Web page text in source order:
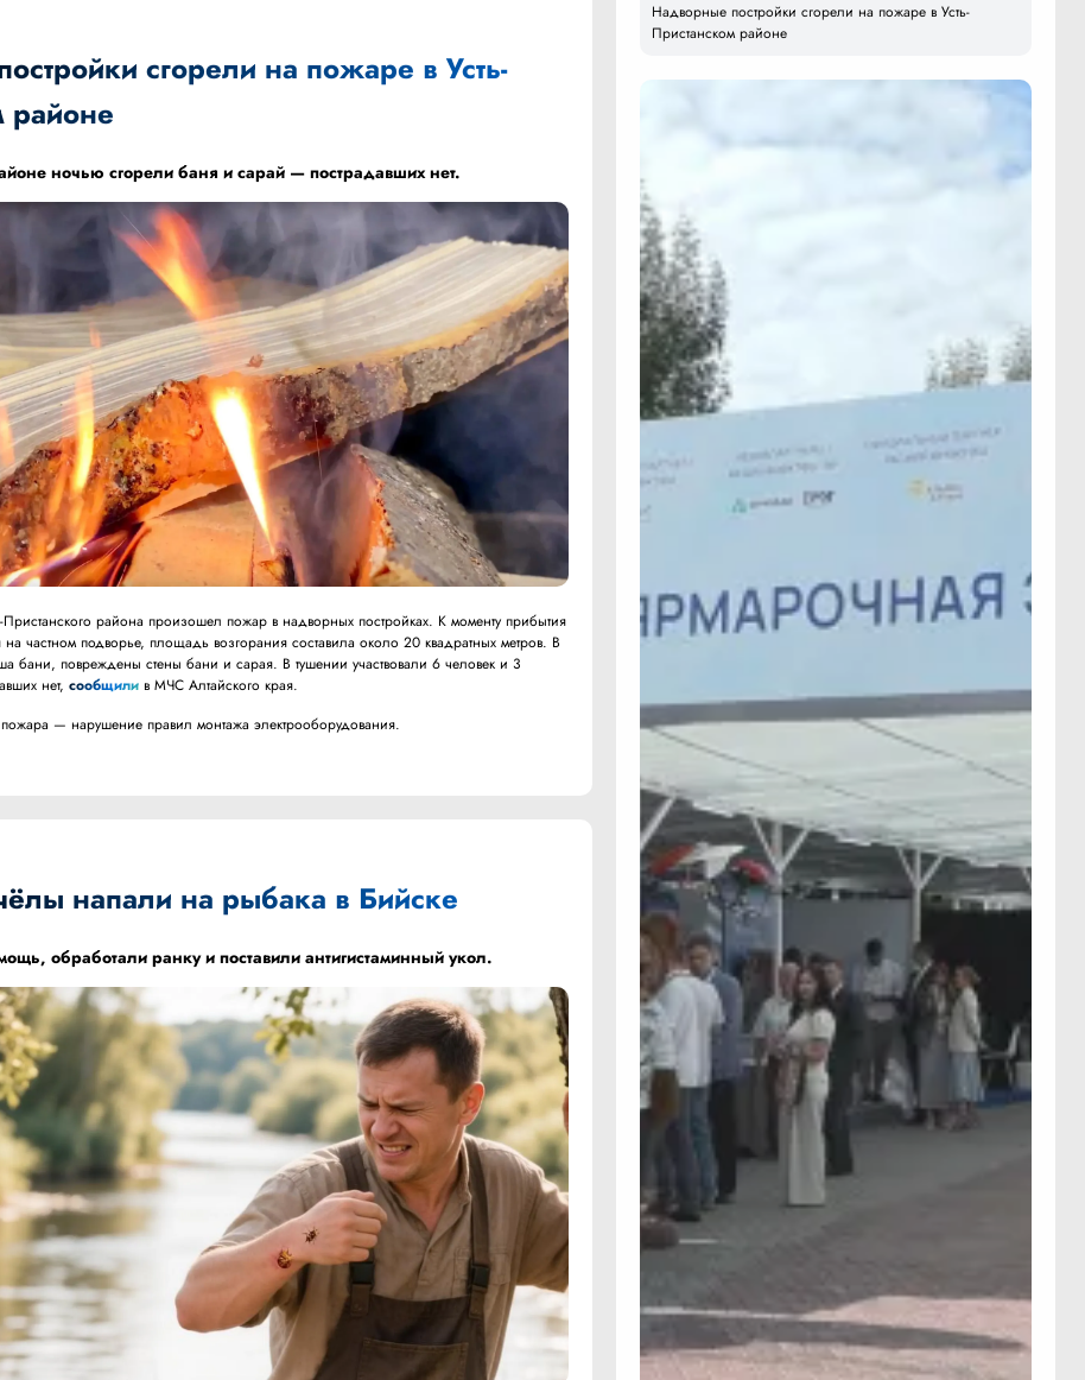
сгорели на пожаре в Усть-
районе
ночью сгорели баня и сарай — пострадавших нет.
района произошел пожар в надворных постройках. К моменту прибытия
частном подворье, площадь возгорания составила около 20 квадратных метров. В
бани, повреждены стены бани и сарая. В тушении участвовали 6 человек и 3
нет,сообщили в МЧС Алтайского края.
— нарушение правил монтажа электрооборудования.
напали на рыбака в Бийске
обработали ранку и поставили антигистаминный укол.
Надворные постройки сгорели на пожаре в Усть-
Пристанском районе